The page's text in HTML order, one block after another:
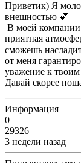
Приветик) Я
внешностью 💕
В моей компании
приятная
сможешь
от меня
уважение к
Давай скорее
Информация
0
29326
3 недели назад